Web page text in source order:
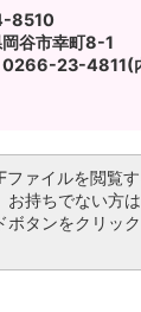
8510
谷市幸町8-1
0266-23-4811(
ファイルを閲覧
お持ちでない方
ボタンをクリッ